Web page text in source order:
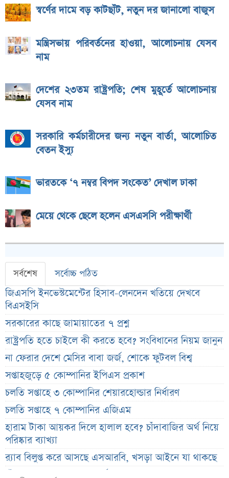
স্বর্ণের দামে বড় কাটছাঁট, নতুন দর জানালো বাজুস
মন্ত্রিসভায় পরিবর্তনের হাওয়া, আলোচনায় যেসব
নাম
দেশের ২৩তম রাষ্ট্রপতি; শেষ মুহূর্তে আলোচনায়
যেসব নাম
সরকারি কর্মচারীদের জন্য নতুন বার্তা, আলোচিত
বেতন ইস্যু
ভারতকে ‘৭ নম্বর বিপদ সংকেত’ দেখাল ঢাকা
মেয়ে থেকে ছেলে হলেন এসএসসি পরীক্ষার্থী
সর্বশেষ সর্বোচ্চ পঠিত
জিএসপি ইনভেস্টমেন্টের হিসাব-লেনদেন খতিয়ে দেখবে
বিএসইসি
সরকারের কাছে জামায়াতের ৭ প্রশ্ন
রাষ্ট্রপতি হতে চাইলে কী করতে হবে? সংবিধানের নিয়ম জানুন
না ফেরার দেশে মেসির বাবা জর্জ, শোকে ফুটবল বিশ্ব
সপ্তাহজুড়ে ৫ কোম্পানির ইপিএস প্রকাশ
চলতি সপ্তাহে ৩ কোম্পানির শেয়ারহোল্ডার নির্ধারণ
চলতি সপ্তাহে ৭ কোম্পানির এজিএম
হারাম টাকা আয়কর দিলে হালাল হবে? চাঁদাবাজির অর্থ নিয়ে
পরিষ্কার ব্যাখ্যা
র‌্যাব বিলুপ্ত করে আসছে এসআরবি, খসড়া আইনে যা থাকছে
চাঁদের ছায়ায় ঢেকে যাবে সূর্য, কবে ও কোথায় দেখা যাবে